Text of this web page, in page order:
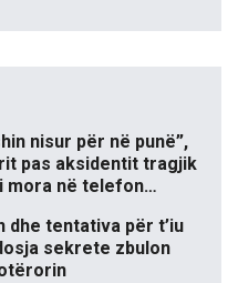
nisur për në punë”,
pas aksidentit tragjik
mora në telefon…
dhe tentativa për t’iu
sekrete zbulon